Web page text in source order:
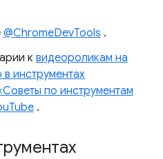
@ChromeDevTools .
к видеороликам на
в инструментах
по инструментам
.